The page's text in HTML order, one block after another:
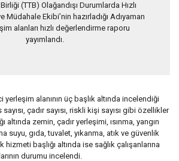
(TTB) Olağandışı Durumlarda Hızlı
Müdahale Ekibi’nin hazırladığı Adıyaman
alanları hızlı değerlendirme raporu
yayımlandı.
yerleşim alanının üç başlık altında incelendiği
çadır sayısı, riskli kişi sayısı gibi özellikler
altında zemin, çadır yerleşimi, ısınma, yangın
suyu, gıda, tuvalet, yıkanma, atık ve güvenlik
hizmeti başlığı altında ise sağlık çalışanlarına
durumu incelendi.